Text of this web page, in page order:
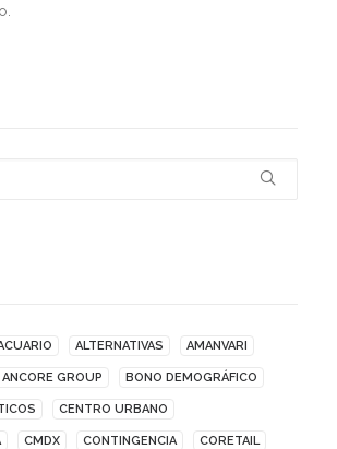
ALTERNATIVAS AMANVARI
ANCORE GROUP BONO DEMOGRÁFICO
CENTRO URBANO
CMDX CONTINGENCIA CORETAIL